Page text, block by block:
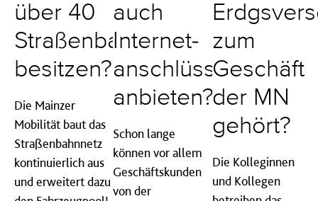
über 40
Straßenbahnen
besitzen?
Die Mainzer
Mobilität baut das
Straßenbahnnetz
kontinuierlich aus
und erweitert dazu
auch
Internet-
anschlüsse
anbieten?
Schon lange
können vor allem
Geschäftskunden
von der
zum
Geschäft
der MN
gehört?
Die Kolleginnen
und Kollegen